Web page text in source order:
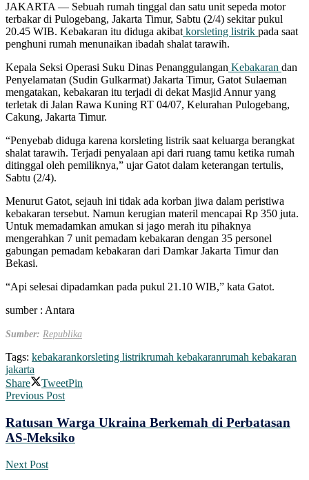
JAKARTA — Sebuah rumah tinggal dan satu unit sepeda motor
terbakar di Pulogebang, Jakarta Timur, Sabtu (2/4) sekitar pukul
20.45 WIB. Kebakaran itu diduga akibat korsleting listrik pada saat
penghuni rumah menunaikan ibadah shalat tarawih.
Kepala Seksi Operasi Suku Dinas Penanggulangan Kebakaran dan
Penyelamatan (Sudin Gulkarmat) Jakarta Timur, Gatot Sulaeman
mengatakan, kebakaran itu terjadi di dekat Masjid Annur yang
terletak di Jalan Rawa Kuning RT 04/07, Kelurahan Pulogebang,
Cakung, Jakarta Timur.
“Penyebab diduga karena korsleting listrik saat keluarga berangkat
shalat tarawih. Terjadi penyalaan api dari ruang tamu ketika rumah
ditinggal oleh pemiliknya,” ujar Gatot dalam keterangan tertulis,
Sabtu (2/4).
Menurut Gatot, sejauh ini tidak ada korban jiwa dalam peristiwa
kebakaran tersebut. Namun kerugian materil mencapai Rp 350 juta.
Untuk memadamkan amukan si jago merah itu pihaknya
mengerahkan 7 unit pemadam kebakaran dengan 35 personel
gabungan pemadam kebakaran dari Damkar Jakarta Timur dan
Bekasi.
“Api selesai dipadamkan pada pukul 21.10 WIB,” kata Gatot.
sumber : Antara
Sumber: Republika
Tags: kebakarankorsleting listrikrumah kebakaranrumah kebakaran
jakarta
Share
TweetPin
Previous Post
Ratusan Warga Ukraina Berkemah di Perbatasan
AS-Meksiko
Next Post